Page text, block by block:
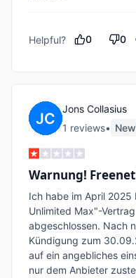
Helpful? 0 0
Jons Collasius
1 reviews•
Warnung!
Ich habe im April
Unlimited Max"-
abgeschlossen. Nach
Kündigung zum
auf ein angebliches
nur dem Anbieter